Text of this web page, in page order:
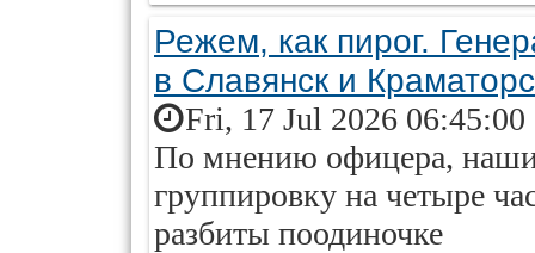
Режем, как пирог.
в Славянск и
Fri, 17 Jul 2026 06:45:00
По мнению офицера, наши
группировку на четыре
разбиты поодиночке